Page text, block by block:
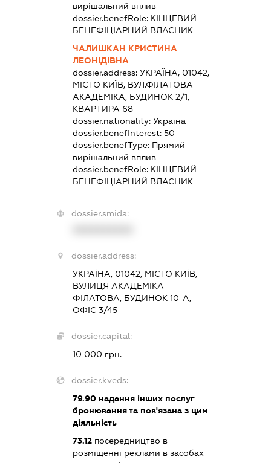
вирішальний вплив
dossier.benefRole: КІНЦЕВИЙ
БЕНЕФІЦІАРНИЙ ВЛАСНИК
ЧАЛИШКАН КРИСТИНА
ЛЕОНІДІВНА
dossier.address:УКРАЇНА, 01042,
МІСТО КИЇВ, ВУЛ.ФІЛАТОВА
АКАДЕМІКА, БУДИНОК 2/1,
КВАРТИРА 68
dossier.nationality:Україна
dossier.benefInterest:50
dossier.benefType: Прямий
вирішальний вплив
dossier.benefRole: КІНЦЕВИЙ
БЕНЕФІЦІАРНИЙ ВЛАСНИК
dossier.smida:
dossier.address:
УКРАЇНА, 01042, МІСТО КИЇВ,
ВУЛИЦЯ АКАДЕМІКА
ФІЛАТОВА, БУДИНОК 10-А,
ОФІС 3/45
dossier.capital:
10 000 грн.
dossier.kveds:
79.90 надання інших послуг
бронювання та пов'язана з цим
діяльність
73.12 посередництво в
розміщенні реклами в засобах